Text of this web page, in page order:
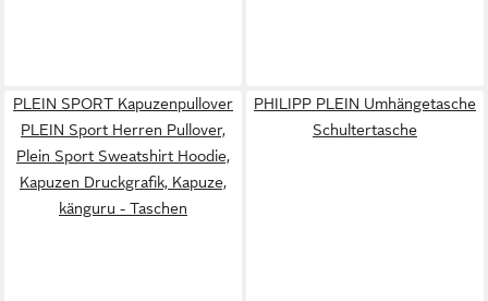
PLEIN SPORT Kapuzenpullover
PLEIN Sport Herren Pullover,
Plein Sport Sweatshirt Hoodie,
Kapuzen Druckgrafik, Kapuze,
känguru - Taschen
PHILIPP PLEIN Umhängetasche
Schultertasche